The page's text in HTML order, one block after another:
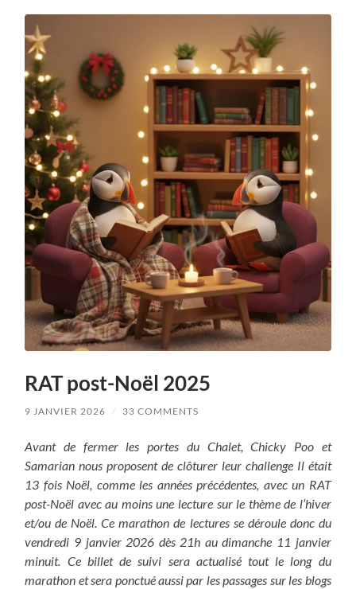
RAT post-Noël 2025
9 JANVIER 2026 / 33 COMMENTS
Avant de fermer les portes du Chalet, Chicky Poo et
Samarian nous proposent de clôturer leur challenge Il était
13 fois Noël, comme les années précédentes, avec un RAT
post-Noël avec au moins une lecture sur le thème de l’hiver
et/ou de Noël. Ce marathon de lectures se déroule donc du
vendredi 9 janvier 2026 dès 21h au dimanche 11 janvier
minuit. Ce billet de suivi sera actualisé tout le long du
marathon et sera ponctué aussi par les passages sur les blogs